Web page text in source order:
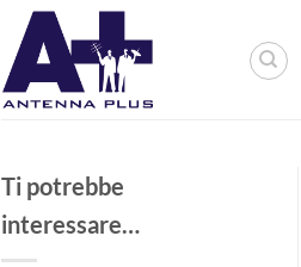
Ti potrebbe
interessare…